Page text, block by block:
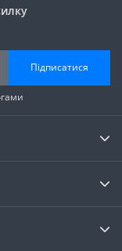
Підписатися